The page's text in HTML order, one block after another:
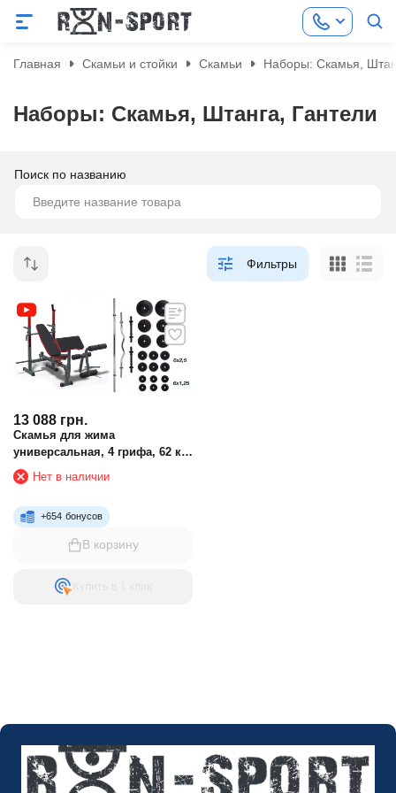
Главная Скамьи и стойки Скамьи Наборы: Скамья,
Наборы: Скамья, Штанга, Гантели
Поиск по названию
Фильтры
13 088 грн.
Скамья для жима
универсальная, 4 грифа, 62 кг
блинов RN-Sport
Нет в наличии
+654 бонусов
В корзину